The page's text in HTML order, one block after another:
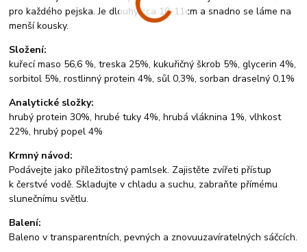
pro každého pejska. Je dlouhý cca 10-11cm a snadno se láme na
menší kousky.
Složení:
kuřecí maso 56,6 %, treska 25%, kukuřičný škrob 5%, glycerin 4%,
sorbitol 5%, rostlinný protein 4%, sůl 0,3%, sorban draselný 0,1%
Analytické složky:
hrubý protein 30%, hrubé tuky 4%, hrubá vláknina 1%, vlhkost
22%, hrubý popel 4%
Krmný návod:
Podávejte jako příležitostný pamlsek. Zajistěte zvířeti přístup
k čerstvé vodě. Skladujte v chladu a suchu, zabraňte přímému
slunečnímu světlu.
Balení:
Baleno v transparentních, pevných a znovuuzavíratelných sáčcích.